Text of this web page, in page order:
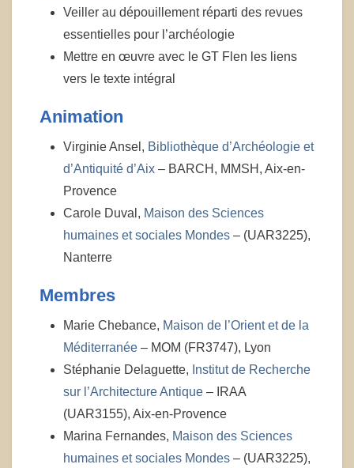
Veiller au dépouillement réparti des revues
essentielles pour l’archéologie
Mettre en œuvre avec le GT Flen les liens
vers le texte intégral
Animation
Virginie Ansel, Bibliothèque d’Archéologie et
d’Antiquité d’Aix – BARCH, MMSH, Aix-en-
Provence
Carole Duval, Maison des Sciences
humaines et sociales Mondes – (UAR3225),
Nanterre
Membres
Marie Chebance, Maison de l’Orient et de la
Méditerranée – MOM (FR3747), Lyon
Stéphanie Delaguette, Institut de Recherche
sur l’Architecture Antique – IRAA
(UAR3155), Aix-en-Provence
Marina Fernandes, Maison des Sciences
humaines et sociales Mondes – (UAR3225),